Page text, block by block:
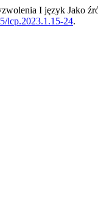
I język Jako
lcp.2023.1.15-24.